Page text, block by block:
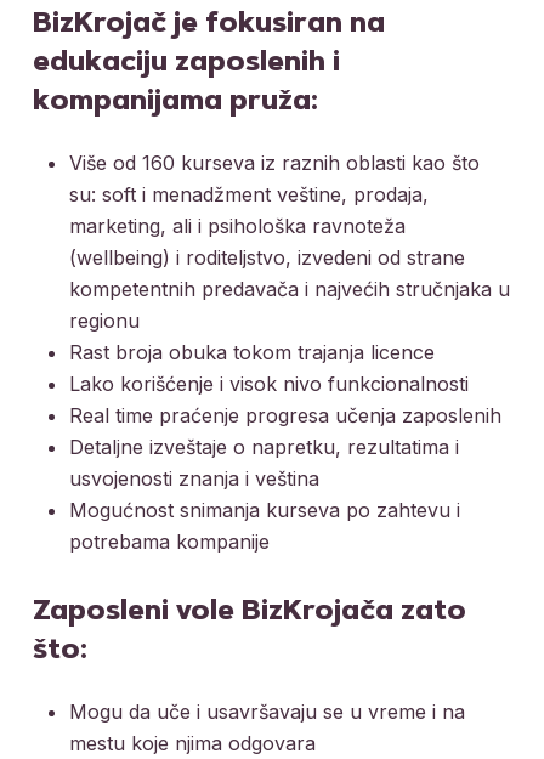
BizKrojač je fokusiran na
edukaciju zaposlenih i
kompanijama pruža:
Više od 160 kurseva iz raznih oblasti kao što
su: soft i menadžment veštine, prodaja,
marketing, ali i psihološka ravnoteža
(wellbeing) i roditeljstvo, izvedeni od strane
kompetentnih predavača i najvećih stručnjaka u
regionu
Rast broja obuka tokom trajanja licence
Lako korišćenje i visok nivo funkcionalnosti
Real time praćenje progresa učenja zaposlenih
Detaljne izveštaje o napretku, rezultatima i
usvojenosti znanja i veština
Mogućnost snimanja kurseva po zahtevu i
potrebama kompanije
Zaposleni vole BizKrojača zato
što:
Mogu da uče i usavršavaju se u vreme i na
mestu koje njima odgovara